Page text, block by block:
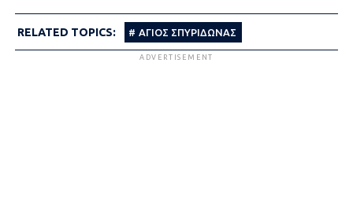
RELATED TOPICS: ΑΓΙΟΣ ΣΠΥΡΙΔΩΝΑΣ
ADVERTISEMENT